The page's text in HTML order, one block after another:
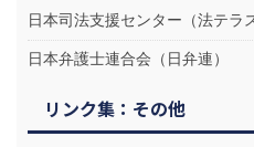
日本司法支援センター（法テラス
日本弁護士連合会（日弁連）
リンク集：その他